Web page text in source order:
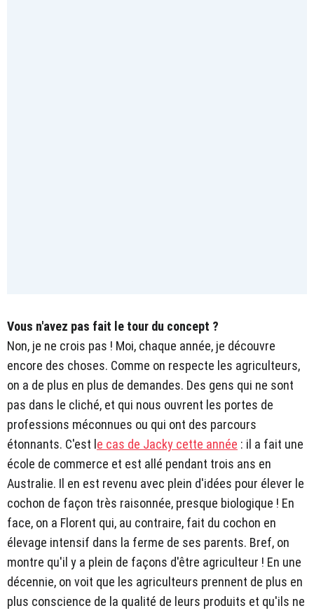
Vous n'avez pas fait le tour du concept ?
Non, je ne crois pas ! Moi, chaque année, je découvre
encore des choses. Comme on respecte les agriculteurs,
on a de plus en plus de demandes. Des gens qui ne sont
pas dans le cliché, et qui nous ouvrent les portes de
professions méconnues ou qui ont des parcours
étonnants. C'est l e cas de Jacky cette année : il a fait une
école de commerce et est allé pendant trois ans en
Australie. Il en est revenu avec plein d'idées pour élever le
cochon de façon très raisonnée, presque biologique ! En
face, on a Florent qui, au contraire, fait du cochon en
élevage intensif dans la ferme de ses parents. Bref, on
montre qu'il y a plein de façons d'être agriculteur ! En une
décennie, on voit que les agriculteurs prennent de plus en
plus conscience de la qualité de leurs produits et qu'ils ne